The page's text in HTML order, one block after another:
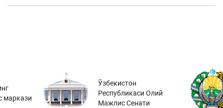
маркази
Ўзбекистон
Республикаси Олий
Мажлис Сенати